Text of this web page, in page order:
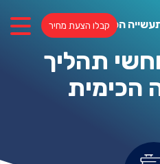
קבלו הצעת מחירהכימית
תהליך
הכימית